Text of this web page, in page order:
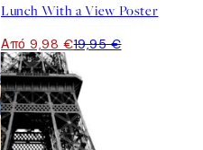
Lunch With a View Poster
Από 9,98 €19,95 €